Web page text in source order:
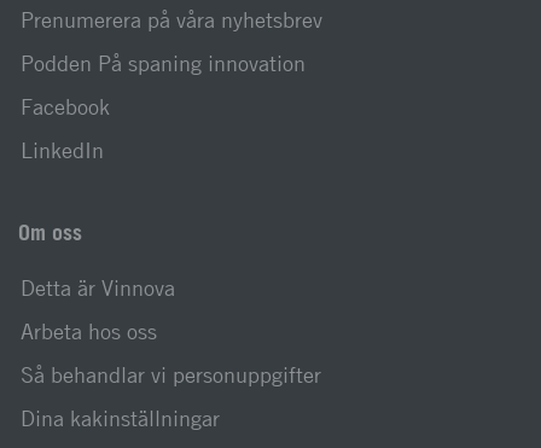
Prenumerera på våra nyhetsbrev
Podden På spaning innovation
Facebook
LinkedIn
Om oss
Detta är Vinnova
Arbeta hos oss
Så behandlar vi personuppgifter
Dina kakinställningar